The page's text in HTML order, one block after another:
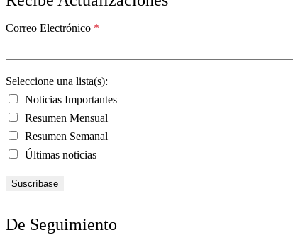
Correo Electrónico *
Seleccione una lista(s):
Noticias Importantes
Resumen Mensual
Resumen Semanal
Últimas noticias
De Seguimiento